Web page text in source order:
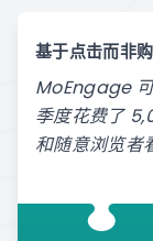
基于点击而非
MoEngage
季度花费了
和随意浏览者